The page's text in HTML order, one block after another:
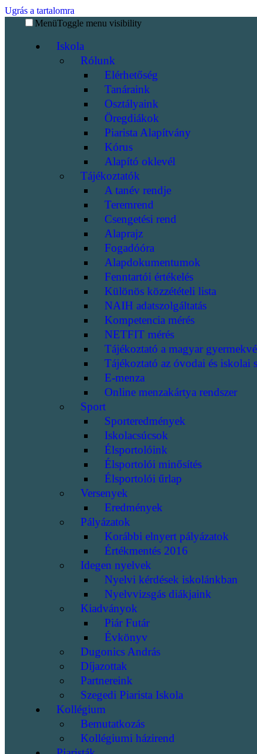
Ugrás a tartalomra
MenüToggle menu visibility
Iskola
Rólunk
Elérhetőség
Tanáraink
Osztályaink
Öregdiákok
Piarista Alapítvány
Kórus
Alapító oklevél
Tájékoztatók
A tanév rendje
Teremrend
Csengetési rend
Alaprajz
Fogadóóra
Alapdokumentumok
Fenntartói értékelés
Különös közzétételi lista
NAIH adatszolgáltatás
Kompetencia mérés
NETFIT mérés
Tájékoztató a magyar
Tájékoztató az óvodai és iskolai
E-menza
Online menzakártya rendszer
Sport
Sporteredmények
Iskolacsúcsok
Élsportolóink
Élsportolói minősítés
Élsportolói űrlap
Versenyek
Eredmények
Pályázatok
Korábbi elnyert pályázatok
Értékmentés 2016
Idegen nyelvek
Nyelvi kérdések iskolánkban
Nyelvvizsgás diákjaink
Kiadványok
Piár Futár
Évkönyv
Dugonics András
Díjazottak
Partnereink
Szegedi Piarista Iskola
Kollégium
Bemutatkozás
Kollégiumi házirend